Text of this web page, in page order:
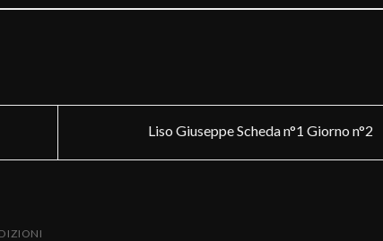
Liso Giuseppe Scheda n°1 Giorno n°2